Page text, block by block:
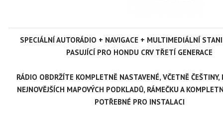
SPECIÁLNÍ AUTORÁDIO + NAVIGACE + MULTIMEDIÁLNÍ
PASUJÍCÍ PRO HONDU CRV TŘETÍ GENERACE
RÁDIO OBDRŽÍTE KOMPLETNĚ NASTAVENÉ, VČETNĚ ČEŠTINY,
NEJNOVĚJŠÍCH MAPOVÝCH PODKLADŮ, RÁMEČKU A
POTŘEBNÉ PRO INSTALACI